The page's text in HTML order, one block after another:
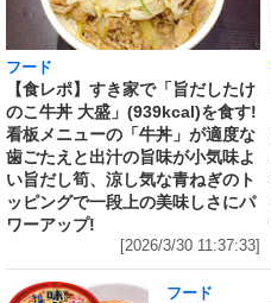
フード
【食レポ】すき家で「旨だしたけ
のこ牛丼 大盛」(939kcal)を食す!
看板メニューの「牛丼」が適度な
歯ごたえと出汁の旨味が小気味よ
い旨だし筍、涼し気な青ねぎのト
ッピングで一段上の美味しさにパ
ワーアップ!
[2026/3/30 11:37:33]
フード